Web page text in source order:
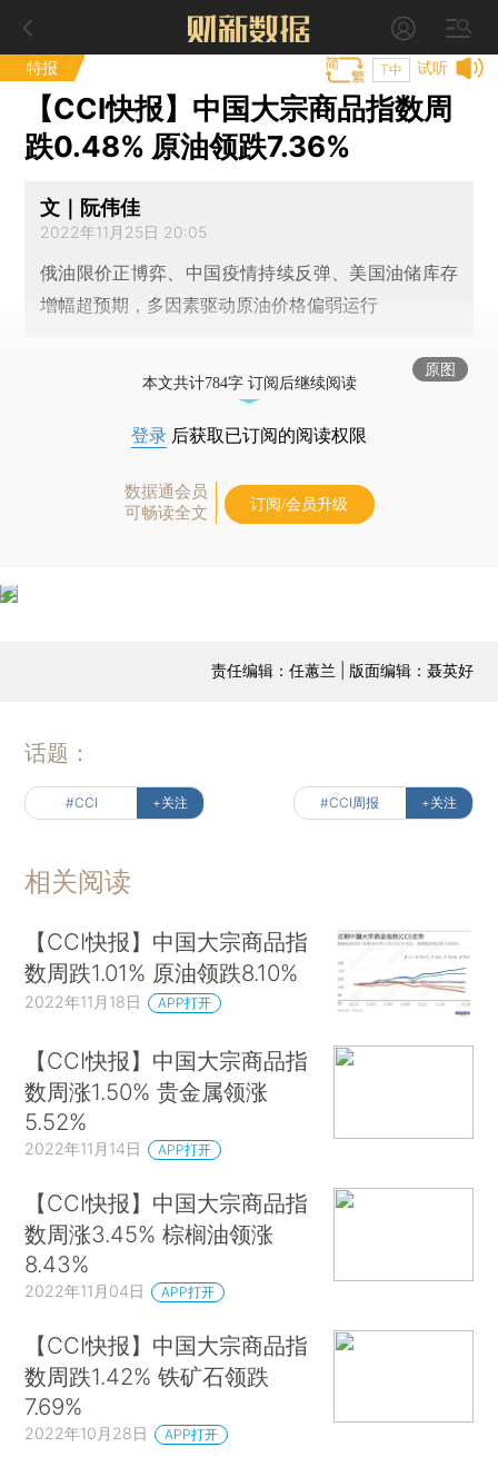
特报 试听
T中
【CCI快报】中国大宗商品指数周
跌0.48% 原油领跌7.36%
文｜阮伟佳
2022年11月25日 20:05
俄油限价正博弈、中国疫情持续反弹、美国油储库存
增幅超预期，多因素驱动原油价格偏弱运行
原图
本文共计784字 订阅后继续阅读
登录 后获取已订阅的阅读权限
数据通会员
可畅读全文
订阅/会员升级
责任编辑：任蕙兰 | 版面编辑：聂英好
话题：
#CCI +关注 #CCI周报 +关注
相关阅读
【CCI快报】中国大宗商品指
数周跌1.01% 原油领跌8.10%
2022年11月18日 APP打开
【CCI快报】中国大宗商品指
数周涨1.50% 贵金属领涨
5.52%
2022年11月14日 APP打开
【CCI快报】中国大宗商品指
数周涨3.45% 棕榈油领涨
8.43%
2022年11月04日 APP打开
【CCI快报】中国大宗商品指
数周跌1.42% 铁矿石领跌
7.69%
2022年10月28日 APP打开